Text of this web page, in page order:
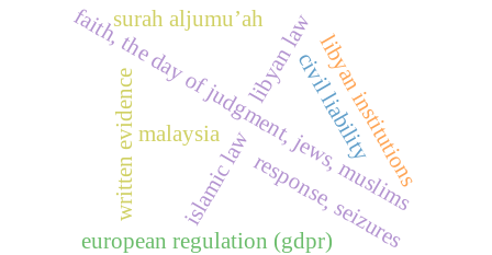
faith, the day of judgment, jews, muslims
malaysia libyan institutions
islamic law
civil liability
response, seizures
libyan law
european regulation (gdpr)
written evidence
surah aljumu’ah